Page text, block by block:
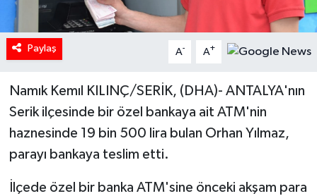
Paylaş A- A+
Namık Kemıl KILINÇ/SERİK, (DHA)- ANTALYA'nın
Serik ilçesinde bir özel bankaya ait ATM'nin
haznesinde 19 bin 500 lira bulan Orhan Yılmaz,
parayı bankaya teslim etti.
İlçede özel bir banka ATM'sine önceki akşam para